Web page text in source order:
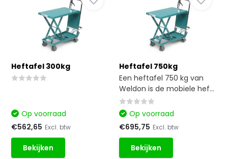
Heftafel 300kg
Op voorraad
€562,65 Excl. btw
Bekijken
Heftafel 750kg
Een heftafel 750 kg van
Weldon is de mobiele hef...
Op voorraad
€695,75 Excl. btw
Bekijken